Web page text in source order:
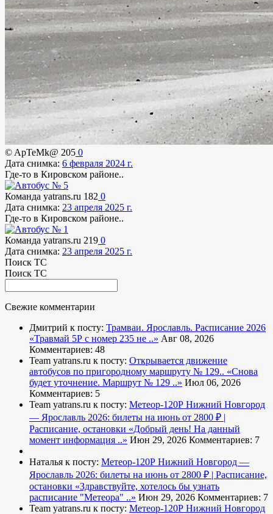
© ApTeMk@ 205 0
Дата снимка: 6 февраля 2024 г.
Где-то в Кировском районе..
Команда yatrans.ru 182 0
Дата снимка: 23 апреля 2025 г.
Где-то в Кировском районе..
Команда yatrans.ru 219 0
Дата снимка: 23 апреля 2025 г.
Поиск ТС
Поиск ТС
Свежие комментарии
Дмитрий к посту: Трамваи. Ярославль. Расписание 2026
«Травмай 5Р с номер 235 не ..» Авг 08, 2026
Комментариев: 48
Team yatrans.ru к посту: Открывается движение
автобусов по пригородному маршруту № 129.. «Снова
будет уточнение. Маршрут № 129 ..» Июл 06, 2026
Комментариев: 5
Team yatrans.ru к посту: Метеор-120Р Нижний Новгород
— Ярославль 2026: билеты на июнь от 2800 ₽ |
Расписание, остановки «Добрый день! На данный
момент информация ..» Июн 29, 2026 Комментариев: 7
Наталья к посту: Метеор-120Р Нижний Новгород —
Ярославль 2026: билеты на июнь от 2800 ₽ | Расписание,
остановки «Здравствуйте, хотелось бы узнать
расписание "Метеора" ..» Июн 29, 2026 Комментариев: 7
Team yatrans.ru к посту: Метеор-120Р Нижний Новгород